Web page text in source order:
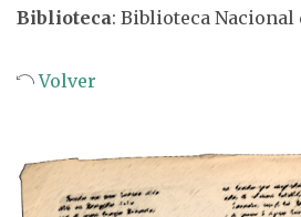
Biblioteca: Biblioteca Nacional
Volver